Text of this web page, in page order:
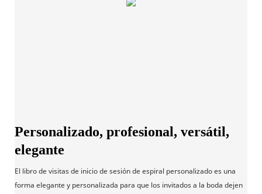
Personalizado, profesional, versátil,
elegante
El libro de visitas de inicio de sesión de espiral personalizado es una
forma elegante y personalizada para que los invitados a la boda dejen